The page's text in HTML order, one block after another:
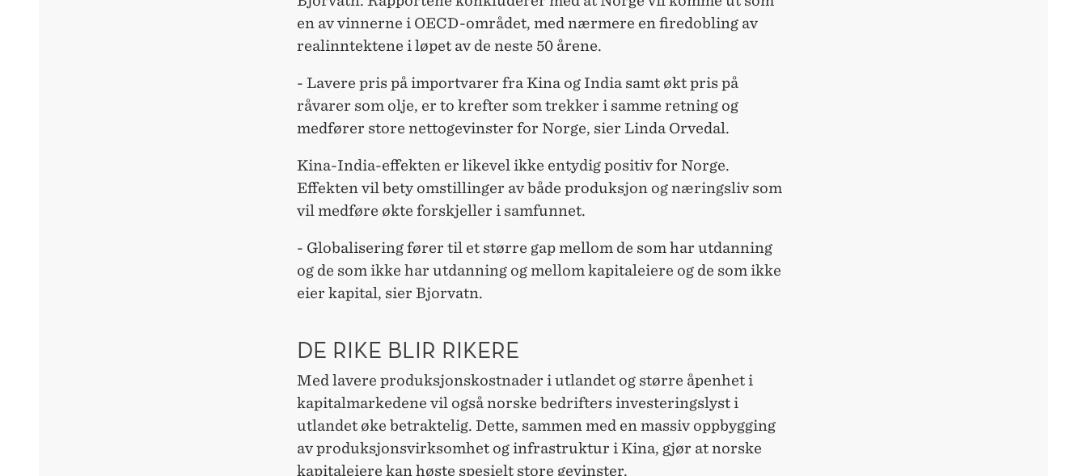
en av vinnerne i OECD-området, med nærmere en firedobling av
realinntektene i løpet av de neste 50 årene.
- Lavere pris på importvarer fra Kina og India samt økt pris på
råvarer som olje, er to krefter som trekker i samme retning og
medfører store nettogevinster for Norge, sier Linda Orvedal.
Kina-India-effekten er likevel ikke entydig positiv for Norge.
Effekten vil bety omstillinger av både produksjon og næringsliv som
vil medføre økte forskjeller i samfunnet.
- Globalisering fører til et større gap mellom de som har utdanning
og de som ikke har utdanning og mellom kapitaleiere og de som ikke
eier kapital, sier Bjorvatn.
DE RIKE BLIR RIKERE
Med lavere produksjonskostnader i utlandet og større åpenhet i
kapitalmarkedene vil også norske bedrifters investeringslyst i
utlandet øke betraktelig. Dette, sammen med en massiv oppbygging
av produksjonsvirksomhet og infrastruktur i Kina, gjør at norske
kapitaleiere kan høste spesielt store gevinster.